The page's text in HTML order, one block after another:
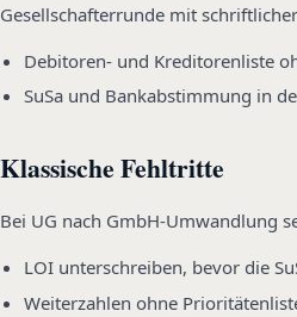
Gesellschafterrunde mit
Debitoren- und Kreditorenliste
SuSa und Bankabstimmung in
Klassische Fehltritte
Bei UG nach GmbH-Umwandlung
LOI unterschreiben, bevor die
Weiterzahlen ohne